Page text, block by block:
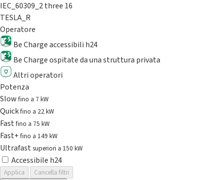
IEC_60309_2 three 16
TESLA_R
Operatore
Be Charge accessibili h24
Be Charge ospitate da una struttura privata
Altri operatori
Potenza
Slowfino a 7 kW
Quickfino a 22 kW
Fastfino a 75 kW
Fast+fino a 149 kW
Ultrafast superiori a 150 kW
Accessibile h24
Applica
Cancella filtri